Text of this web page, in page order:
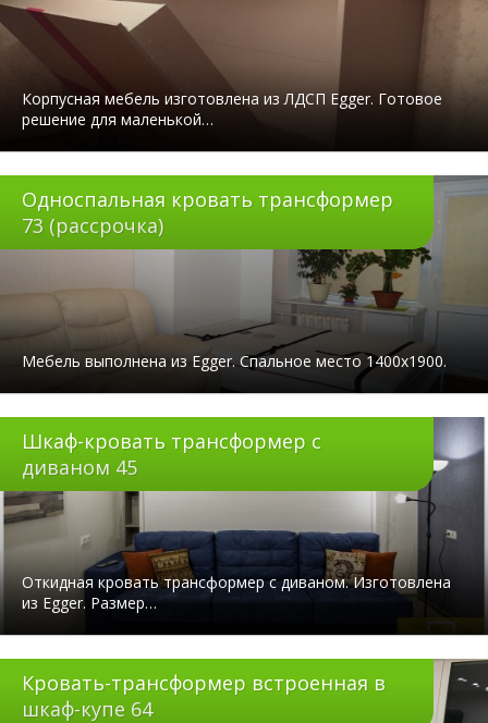
Корпусная мебель изготовлена из ЛДСП Egger. Готовое
решение для маленькой…
Односпальная кровать трансформер
73 (рассрочка)
Мебель выполнена из Egger. Спальное место 1400х1900.
Шкаф-кровать трансформер с
диваном 45
Откидная кровать трансформер с диваном. Изготовлена
из Egger. Размер…
Кровать-трансформер встроенная в
шкаф-купе 64